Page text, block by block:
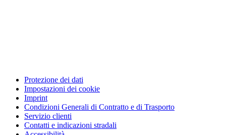
Protezione dei dati
Impostazioni dei cookie
Imprint
Condizioni Generali di Contratto e di Trasporto
Servizio clienti
Contatti e indicazioni stradali